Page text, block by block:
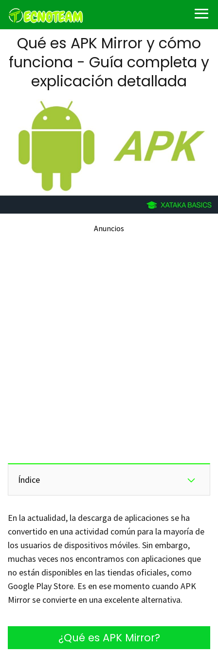
Qué es APK Mirror y cómo
funciona - Guía completa y
explicación detallada
Anuncios
Índice
En la actualidad, la descarga de aplicaciones se ha
convertido en una actividad común para la mayoría de
los usuarios de dispositivos móviles. Sin embargo,
muchas veces nos encontramos con aplicaciones que
no están disponibles en las tiendas oficiales, como
Google Play Store. Es en ese momento cuando APK
Mirror se convierte en una excelente alternativa.
¿Qué es APK Mirror?